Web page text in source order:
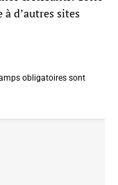
d’autres sites
obligatoires sont